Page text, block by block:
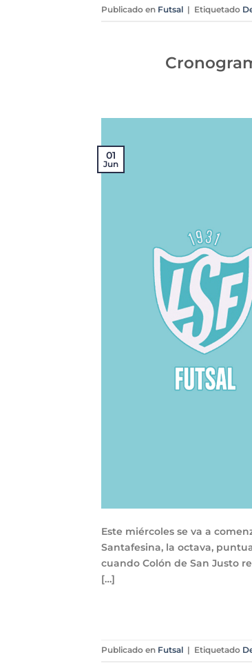
Publicado en Futsal | Etiquetado
01
Jun
Este miércoles se va a
Santafesina, la octava,
cuando Colón de San Justo
[…]
Publicado en Futsal Etiquetado